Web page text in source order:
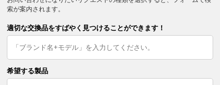
索が案内されます。
適切な交換品をすばやく見つけることができます！
希望する製品